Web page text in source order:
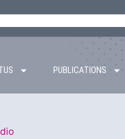
PUBLICATIONS